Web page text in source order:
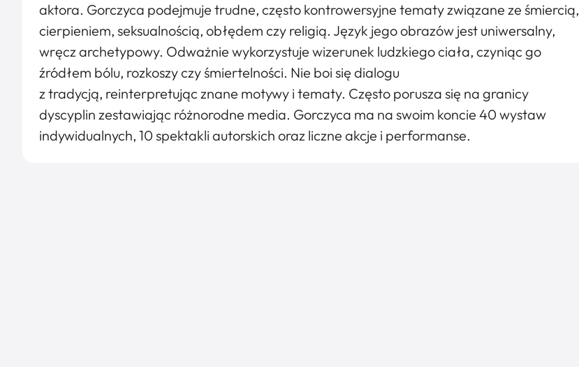
aktora. Gorczyca podejmuje trudne, często kontrowersyjne tematy związane ze śmiercią,
cierpieniem, seksualnością, obłędem czy religią. Język jego obrazów jest uniwersalny,
wręcz archetypowy. Odważnie wykorzystuje wizerunek ludzkiego ciała, czyniąc go
źródłem bólu, rozkoszy czy śmiertelności. Nie boi się dialogu
z tradycją, reinterpretując znane motywy i tematy. Często porusza się na granicy
dyscyplin zestawiając różnorodne media. Gorczyca ma na swoim koncie 40 wystaw
indywidualnych, 10 spektakli autorskich oraz liczne akcje i performanse.